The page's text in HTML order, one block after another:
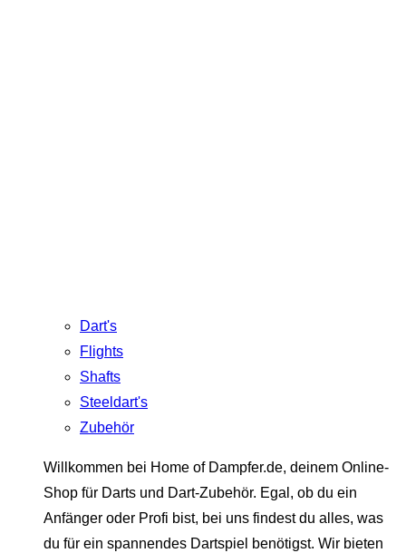
Dart's
Flights
Shafts
Steeldart's
Zubehör
Willkommen bei Home of Dampfer.de, deinem Online-
Shop für Darts und Dart-Zubehör. Egal, ob du ein
Anfänger oder Profi bist, bei uns findest du alles, was
du für ein spannendes Dartspiel benötigst. Wir bieten